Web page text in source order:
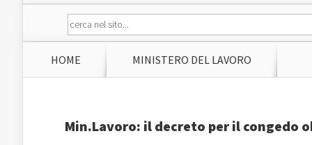
HOME MINISTERO DEL LAVORO
Min.Lavoro: il decreto per il congedo